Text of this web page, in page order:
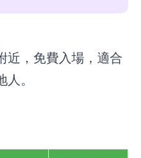
近，免費入場，適合
。